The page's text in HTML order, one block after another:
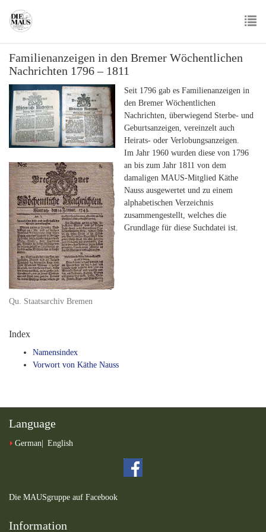
main
Familienanzeigen in den Bremer Wöchentlichen
Nachrichten 1796 – 1811
Qu. Staatsarchiv Bremen
Seit 1796 gab es Familienanzeigen in
den Bremer Wöchentlichen
Nachrichten, überwiegend Sterbe- und
Geburtsanzeigen, vereinzelt auch
Heirats- oder Verlobungsanzeigen.
Im Jahr 1960 wurden diese von 1796
an bis zum Jahr 1811 von dem
damaligen MAUS-Mitglied Käthe
Nauss ausgewertet und zu einem
alphabetischen Verzeichnis
zusammengestellt, welches die
Grundlage für diese Suchdatei ist.
Index
Namensindex
Vorwort von Käthe Nauss
Language
German English
Die MAUSgruppe auf Facebook
Information